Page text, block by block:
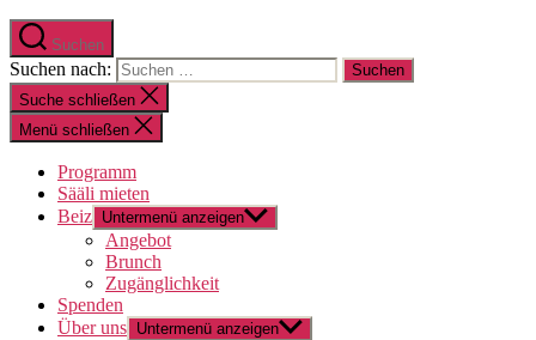
Suchen
Suchen nach:
Suche schließen
Menü schließen
Programm
Sääli mieten
Beiz Untermenü anzeigen
Angebot
Brunch
Zugänglichkeit
Spenden
Über uns Untermenü anzeigen